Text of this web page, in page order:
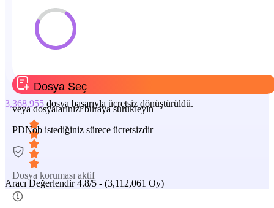
Dosya Seç
veya dosyalarınızı buraya sürükleyin
PDNob istediğiniz sürece ücretsizdir
Dosya koruması aktif
3,368,955 dosya başarıyla ücretsiz dönüştürüldü.
Aracı Değerlendir 4.8/5 - (3,112,061 Oy)